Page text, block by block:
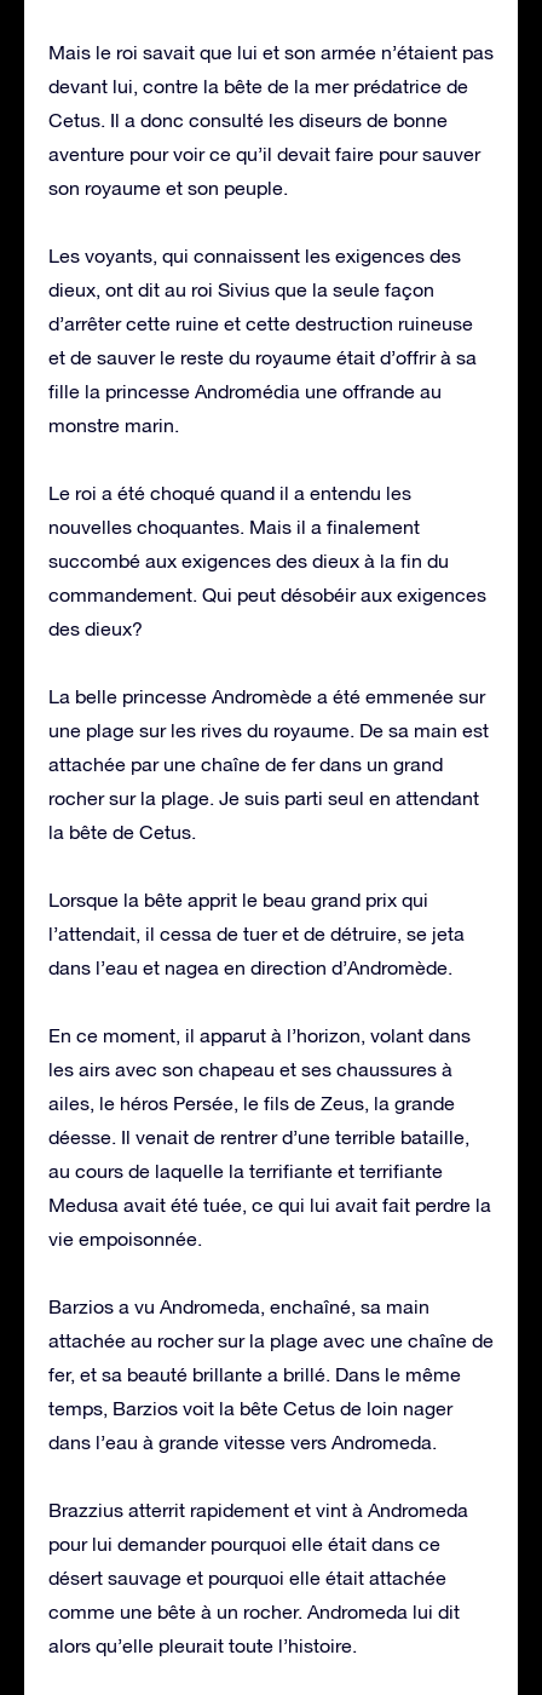
Mais le roi savait que lui et son armée n’étaient pas
devant lui, contre la bête de la mer prédatrice de
Cetus. Il a donc consulté les diseurs de bonne
aventure pour voir ce qu’il devait faire pour sauver
son royaume et son peuple.
Les voyants, qui connaissent les exigences des
dieux, ont dit au roi Sivius que la seule façon
d’arrêter cette ruine et cette destruction ruineuse
et de sauver le reste du royaume était d’offrir à sa
fille la princesse Andromédia une offrande au
monstre marin.
Le roi a été choqué quand il a entendu les
nouvelles choquantes. Mais il a finalement
succombé aux exigences des dieux à la fin du
commandement. Qui peut désobéir aux exigences
des dieux?
La belle princesse Andromède a été emmenée sur
une plage sur les rives du royaume. De sa main est
attachée par une chaîne de fer dans un grand
rocher sur la plage. Je suis parti seul en attendant
la bête de Cetus.
Lorsque la bête apprit le beau grand prix qui
l’attendait, il cessa de tuer et de détruire, se jeta
dans l’eau et nagea en direction d’Andromède.
En ce moment, il apparut à l’horizon, volant dans
les airs avec son chapeau et ses chaussures à
ailes, le héros Persée, le fils de Zeus, la grande
déesse. Il venait de rentrer d’une terrible bataille,
au cours de laquelle la terrifiante et terrifiante
Medusa avait été tuée, ce qui lui avait fait perdre la
vie empoisonnée.
Barzios a vu Andromeda, enchaîné, sa main
attachée au rocher sur la plage avec une chaîne de
fer, et sa beauté brillante a brillé. Dans le même
temps, Barzios voit la bête Cetus de loin nager
dans l’eau à grande vitesse vers Andromeda.
Brazzius atterrit rapidement et vint à Andromeda
pour lui demander pourquoi elle était dans ce
désert sauvage et pourquoi elle était attachée
comme une bête à un rocher. Andromeda lui dit
alors qu’elle pleurait toute l’histoire.